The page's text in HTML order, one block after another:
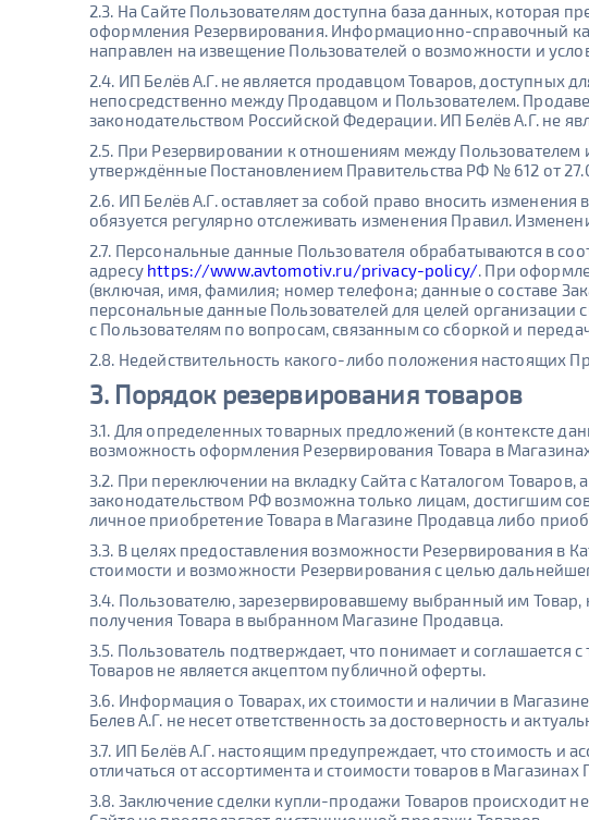
2.3. На Сайте Пользователям доступна база данных, которая
оформления Резервирования. Информационно-справочный
направлен на извещение Пользователей о возможности и
2.4. ИП Белёв А.Г. не является продавцом Товаров, доступных
непосредственно между Продавцом и Пользователем.
законодательством Российской Федерации. ИП Белёв А.Г. не
2.5. При Резервировании к отношениям между
утверждённые Постановлением Правительства РФ № 612 от
2.6. ИП Белёв А.Г. оставляет за собой право вносить
обязуется регулярно отслеживать изменения Правил.
2.7. Персональные данные Пользователя обрабатываются в
адресу https://www.avtomotiv.ru/privacy-policy/. При
(включая, имя, фамилия; номер телефона; данные о составе
персональные данные Пользователей для целей
с Пользователям по вопросам, связанным со сборкой и
2.8. Недействительность какого-либо положения настоящих
3. Порядок резервирования товаров
3.1. Для определенных товарных предложений (в контексте
возможность оформления Резервирования Товара в
3.2. При переключении на вкладку Сайта с Каталогом
законодательством РФ возможна только лицам, достигшим
личное приобретение Товара в Магазине Продавца либо
3.3. В целях предоставления возможности Резервирования в
стоимости и возможности Резервирования с целью
3.4. Пользователю, зарезервировавшему выбранный им
получения Товара в выбранном Магазине Продавца.
3.5. Пользователь подтверждает, что понимает и
Товаров не является акцептом публичной оферты.
3.6. Информация о Товарах, их стоимости и наличии в
Белев А.Г. не несет ответственность за достоверность и
3.7. ИП Белёв А.Г. настоящим предупреждает, что стоимость и
отличаться от ассортимента и стоимости товаров в Магазинах
3.8. Заключение сделки купли-продажи Товаров происходит